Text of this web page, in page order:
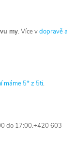
my. Více vdopravě a
máme 5* z 5ti.
do 17:00.+420 603